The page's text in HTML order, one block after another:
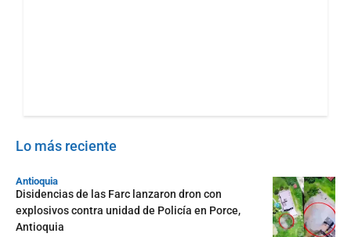
Lo más reciente
Antioquia
Disidencias de las Farc lanzaron dron con
explosivos contra unidad de Policía en Porce,
Antioquia